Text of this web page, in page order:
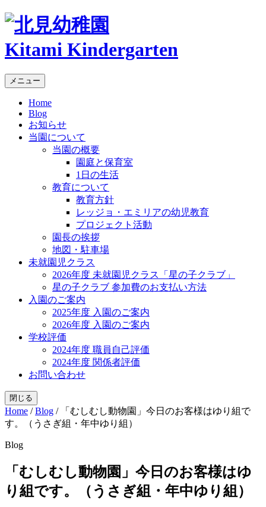
Kitami Kindergarten
メニュー
Home
Blog
お知らせ
当園について
当園の概要
園庭と保育室
1日の生活
教育について
教育方針
レッジョ・エミリアの幼児教育
プロジェクト活動
園長の挨拶
地図・駐車場
未就園児クラス
2026年度 未就園児クラス「星の子クラブ」
星の子クラブ 参加費のお支払い方法
入園のご案内
2025年度 入園のご案内
2026年度 入園のご案内
学校評価
2024年度 職員自己評価
2024年度 関係者評価
お問い合わせ
閉じる
Home /Blog /
「むしむし動物園」今日のお客様はゆり組で
す。（うさぎ組・年中ゆり組）
Blog
「むしむし動物園」今日のお客様はゆ
り組です。（うさぎ組・年中ゆり組）